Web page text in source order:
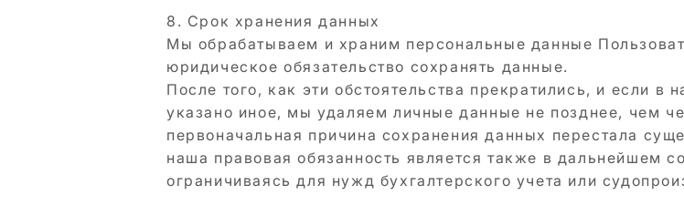
8. Срок хранения данных
Мы обрабатываем и храним персональные данные
юридическое обязательство сохранять данные.
После того, как эти обстоятельства прекратились, и если в
указано иное, мы удаляем личные данные не позднее, чем
первоначальная причина сохранения данных перестала
наша правовая обязанность является также в дальнейшем
ограничиваясь для нужд бухгалтерского учета или